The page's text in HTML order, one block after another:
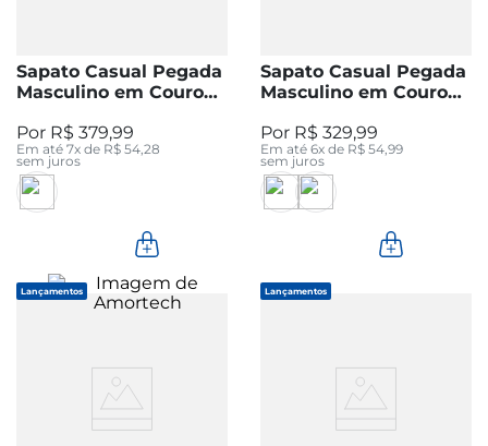
Sapato Casual Pegada
Masculino em Couro
R$ 379,99
Em até 7x de R$ 54,28
sem juros
Sapato Casual Pegada
Masculino em Couro
R$ 329,99
Em até 6x de R$ 54,99
sem juros
Lançamentos Lançamentos